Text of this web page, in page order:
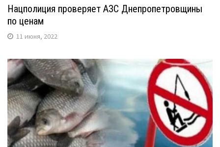
Нацполиция проверяет АЗС Днепропетровщины
по ценам
11 июня, 2022